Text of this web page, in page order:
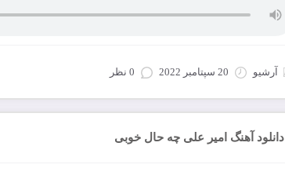
آرشیو 20 سپتامبر 2022 0 نظر
دانلود آهنگ امیر علی چه حال خوبی